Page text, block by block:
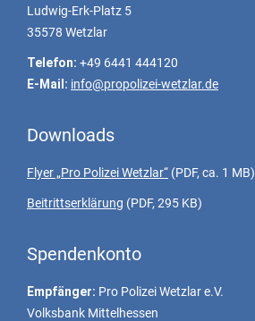
Ludwig-Erk-Platz 5
35578 Wetzlar
Telefon: +49 6441 444120
E-Mail: info@propolizei-wetzlar.de
Downloads
Flyer „Pro Polizei Wetzlar“ (PDF, ca. 1 MB)
Beitrittserklärung (PDF, 295 KB)
Spendenkonto
Empfänger: Pro Polizei Wetzlar e.V.
Volksbank Mittelhessen